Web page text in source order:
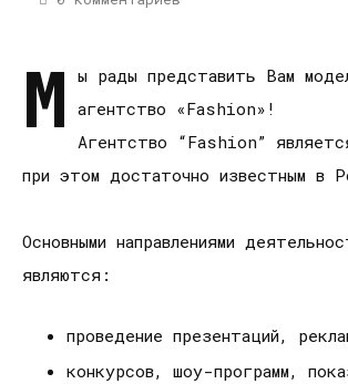
М ы рады представить Вам
агентство «Fashion»!
Агентство “Fashion”
при этом достаточно известным в
Основными направлениями
являются:
проведение презентаций,
конкурсов, шоу-программ,